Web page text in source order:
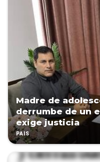
Madre de
derrumbe de un
exige justicia
PAÍS